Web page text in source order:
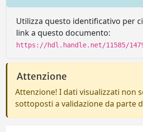
Utilizza questo identificativo per
link a questo documento:
https://hdl.handle.net/11585/
Attenzione
Attenzione! I dati visualizzati non
sottoposti a validazione da parte